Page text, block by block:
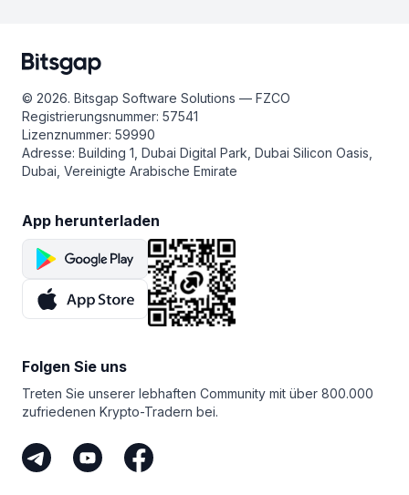
Server übermittelten Trading-Informationen werden mit
2048-Bit-Standardprotokollen verschlüsselt und
Firewall geschützt ist. All dies macht Bitsgap zu einer der
sichersten Plattformen für den Handel mit
Kryptowährungen.
© 2026. Bitsgap Software Solutions — FZCO
Registrierungsnummer: 57541
Lizenznummer: 59990
Adresse: Building 1, Dubai Digital Park, Dubai Silicon Oasis,
Dubai, Vereinigte Arabische Emirate
App herunterladen
Folgen Sie uns
Treten Sie unserer lebhaften Community mit über 800.000
zufriedenen Krypto-Tradern bei.